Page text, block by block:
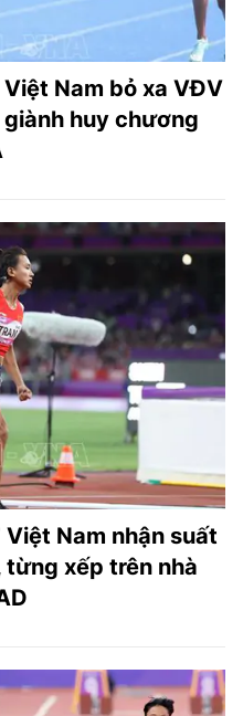
Nam bỏ xa VĐV
giành huy chương
Việt Nam nhận suất
xếp trên nhà